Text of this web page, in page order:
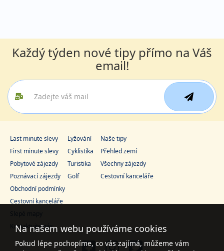
Každý týden nové tipy přímo na Váš
email!
Last minute slevy
First minute slevy
Pobytové zájezdy
Poznávací zájezdy
Lyžování
Cyklistika
Turistika
Golf
Naše tipy
Přehled zemí
Všechny zájezdy
Cestovní kanceláře
Obchodní podmínky
Cestovní kanceláře
Slepé mapy
Kontaktujte nás
Na našem webu používáme cookies
Pokud lépe pochopíme, co vás zajímá, můžeme vám